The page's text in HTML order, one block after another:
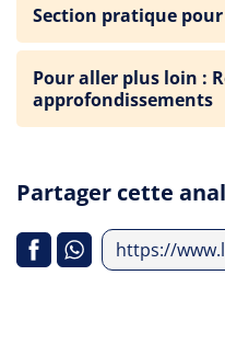
Section pratique
Pour aller plus loin :
approfondissements
Partager cette
https://